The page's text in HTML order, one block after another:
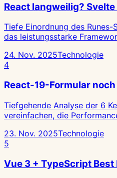
React langweilig?
Tiefe Einordnung des
das leistungsstarke
24. Nov. 2025Technologie
4
React-19-Formular
Tiefgehende Analyse der 6
vereinfachen, die
23. Nov. 2025Technologie
5
Vue 3 + TypeScript